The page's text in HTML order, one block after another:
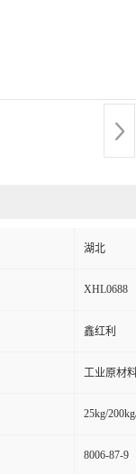
湖北
XHL0688
鑫红利
工业原材
25kg/
8006-87-9